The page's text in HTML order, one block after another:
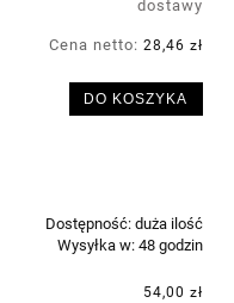
dostawy
Cena netto: 28,46 zł
DO KOSZYKA
Dostępność: duża ilość
Wysyłka w: 48 godzin
54,00 zł